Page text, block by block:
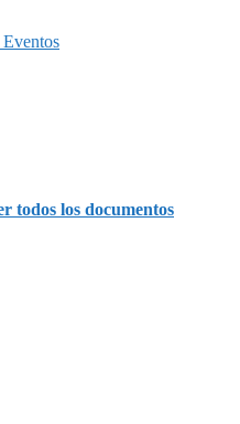
todos los documentos